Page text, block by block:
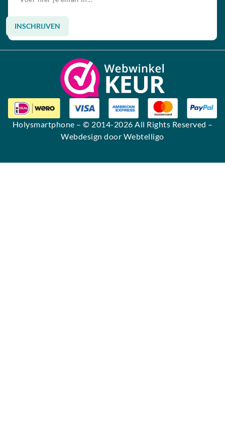
INSCHRIJVEN
Alternative:
Holysmartphone – © 2014-2026 All Rights Reserved –
Webdesign door Webtelligo